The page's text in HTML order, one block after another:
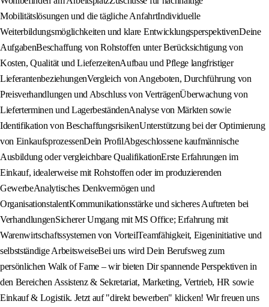
Mobilitätslösungen und die tägliche AnfahrtIndividuelle
Weiterbildungsmöglichkeiten und klare EntwicklungsperspektivenDeine
AufgabenBeschaffung von Rohstoffen unter Berücksichtigung von
Kosten, Qualität und LieferzeitenAufbau und Pflege langfristiger
LieferantenbeziehungenVergleich von Angeboten, Durchführung von
Preisverhandlungen und Abschluss von VerträgenÜberwachung von
Lieferterminen und LagerbeständenAnalyse von Märkten sowie
Identifikation von BeschaffungsrisikenUnterstützung bei der Optimierung
von EinkaufsprozessenDein ProfilAbgeschlossene kaufmännische
Ausbildung oder vergleichbare QualifikationErste Erfahrungen im
Einkauf, idealerweise mit Rohstoffen oder im produzierenden
GewerbeAnalytisches Denkvermögen und
OrganisationstalentKommunikationsstärke und sicheres Auftreten bei
VerhandlungenSicherer Umgang mit MS Office; Erfahrung mit
Warenwirtschaftssystemen von VorteilTeamfähigkeit, Eigeninitiative und
selbstständige ArbeitsweiseBei uns wird Dein Berufsweg zum
persönlichen Walk of Fame – wir bieten Dir spannende Perspektiven in
den Bereichen Assistenz & Sekretariat, Marketing, Vertrieb, HR sowie
Einkauf & Logistik. Jetzt auf "direkt bewerben" klicken! Wir freuen uns